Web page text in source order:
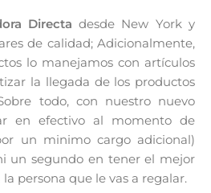
Directa desde New York y
de calidad; Adicionalmente,
lo manejamos con artículos
la llegada de los productos
todo, con nuestro nuevo
en efectivo al momento de
un minimo cargo adicional)
un segundo en tener el mejor
persona que le vas a regalar.